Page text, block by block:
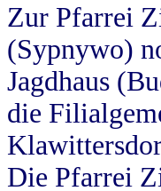
Zur Pfarrei
(Sypnywo)
Jagdhaus
die
Die Pfarrei